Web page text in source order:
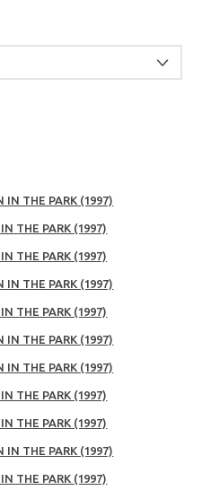
IN THE PARK (1997)
THE PARK (1997)
THE PARK (1997)
IN THE PARK (1997)
THE PARK (1997)
IN THE PARK (1997)
IN THE PARK (1997)
THE PARK (1997)
THE PARK (1997)
IN THE PARK (1997)
THE PARK (1997)